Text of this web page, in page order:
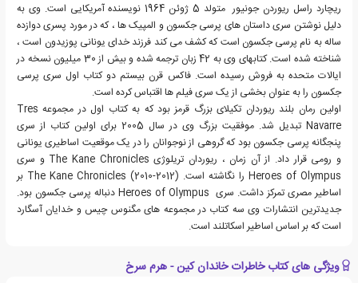
ریچارد راسل ریوردن جونیور متولد 5 ژوئن 1964 نویسنده آمریکایی است. وی به
دلیل نوشتن سری داستان های پرسی جکسون و المپیک ها ، که در مورد پسری دوازده
ساله به نام پرسی جکسون است که کشف می کند فرزند خدای یونانی پوزیدون است ،
شناخته شده است. کتابهای وی به 42 زبان ترجمه شده و بیش از 30 میلیون نسخه در
ایالات متحده به فروش رسیده است. فاکس قرن بیستم دو کتاب اول سری پرسی
جکسون را به عنوان بخشی از یک سری فیلم ها اقتباس کرده است.
اولین رمان بلند ريوردان تکیلای بزرگ قرمز بود که به کتاب اول در مجموعه Tres
Navarre تبدیل شد. موفقیت بزرگ وی در سال 2005 برای اولین کتاب از سری
پنجگانه پرسی جکسون بود که گروهی از نوجوانان را در یک موقعیت اساطیری یونانی
و رومی قرار داد. از آن زمان ، ریوردان تریلوژی The Kane Chronicles و سری
Heroes of Olympus را نگاشته است. The Kane Chronicles (2010-2012) بر
اساطیر مصری تمرکز داشت. سری Heroes of Olympus دنباله پرسی جکسون بود.
جدیدترین انتشارات وی سه کتاب در مجموعه های مگنوس چیس و خدایان آسگارد
است که بر اساس اساطیر اسکاتلند است.
ویژگی های کتاب خاطرات خاندان کین - هرم سرخ